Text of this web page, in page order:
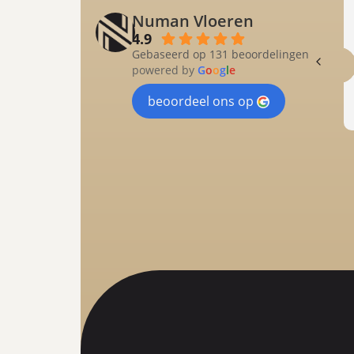
Numan Vloeren
4.9
Gebaseerd op 131 beoordelingen
powered by Google
beoordeel ons op